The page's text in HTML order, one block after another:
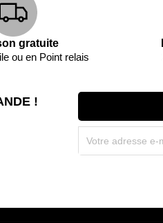
gratuite
ou en Point relais
!